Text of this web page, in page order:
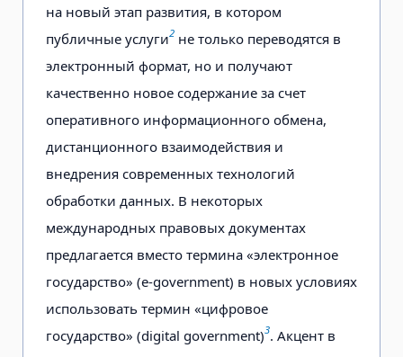
на новый этап развития, в котором
публичные услуги2 не только переводятся в
электронный формат, но и получают
качественно новое содержание за счет
оперативного информационного обмена,
дистанционного взаимодействия и
внедрения современных технологий
обработки данных. В некоторых
международных правовых документах
предлагается вместо термина «электронное
государство» (e-government) в новых условиях
использовать термин «цифровое
государство» (digital government)3. Акцент в